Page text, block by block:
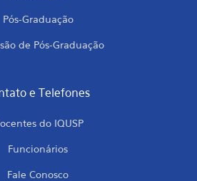
Pós-Graduação
de Pós-Graduação
e Telefones
do IQUSP
Funcionários
Fale Conosco